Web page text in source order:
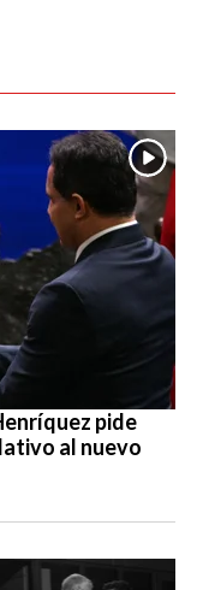
pide
al nuevo